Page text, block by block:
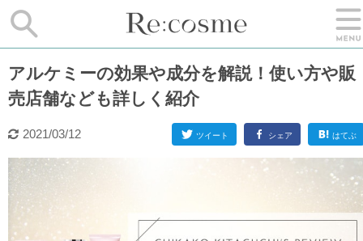
アルケミーの効果や成分を解説！使い方や販
売店舗なども詳しく紹介
2021/03/12 ツイート シェア はてぶ